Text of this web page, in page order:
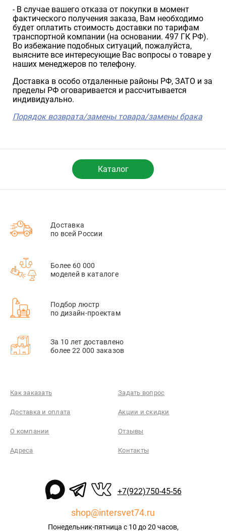
- В случае вашего отказа от покупки в момент
фактического получения заказа, Вам необходимо
будет оплатить стоимость доставки по тарифам
транспортной компании (на основании. 497 ГК РФ).
Во избежание подобных ситуаций, пожалуйста,
выясните все интересующие Вас вопросы о товаре у
наших менеджеров по телефону.
Доставка в особо отдаленные районы РФ, ЗАТО и за
пределы РФ оговаривается и рассчитывается
индивидуально.
Порядок возврата/замены товара/замены брака
Каталог
Доставка
по всей России
Более 60 000
моделей в каталоге
Подбор люстр
по дизайн-проектам
За 10 лет доставлено
более 22 000 заказов
Как заказать Задать вопрос
Доставка и оплата Акции и скидки
О компании Отзывы
Адреса Контакты
+7(922)750-45-56
shop@intersvet74.ru
Понедельник-пятница с 10 до 20 часов,